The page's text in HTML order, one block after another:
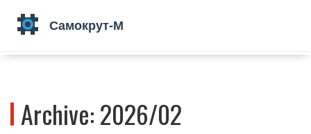
Archive: 2026/02